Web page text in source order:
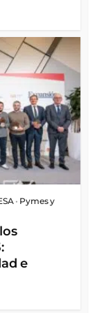
• Pymes y
e